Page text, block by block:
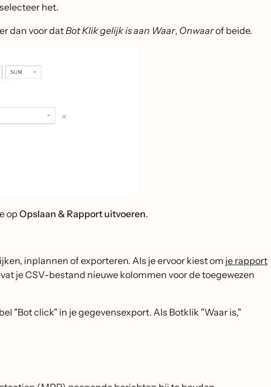
het.
dan voor datBot Klik gelijk is aan Waar, Onwaarof beide.
op Opslaan & Rapport uitvoeren.
inplannen of exporteren. Als je ervoor kiest om je rapport
je CSV-bestand nieuwe kolommen voor de toegewezen
"Bot click" in je gegevensexport. Als Botklik "Waar is,"